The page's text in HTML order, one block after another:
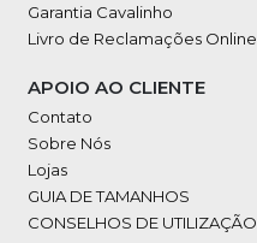
Garantia Cavalinho
Livro de Reclamações Online
APOIO AO CLIENTE
Contato
Sobre Nós
Lojas
GUIA DE TAMANHOS
CONSELHOS DE UTILIZAÇÃO